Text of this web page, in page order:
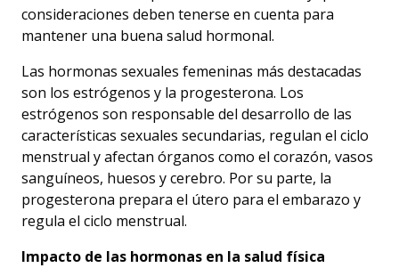
consideraciones deben tenerse en cuenta para
mantener una buena salud hormonal.
Las hormonas sexuales femeninas más destacadas
son los estrógenos y la progesterona. Los
estrógenos son responsable del desarrollo de las
características sexuales secundarias, regulan el ciclo
menstrual y afectan órganos como el corazón, vasos
sanguíneos, huesos y cerebro. Por su parte, la
progesterona prepara el útero para el embarazo y
regula el ciclo menstrual.
Impacto de las hormonas en la salud física